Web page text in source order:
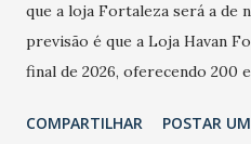
que a loja Fortaleza será a de
previsão é que a Loja Havan
final de 2026, oferecendo 200
Havan Fortaleza ainda não foi
COMPARTILHAR POSTAR